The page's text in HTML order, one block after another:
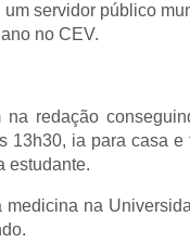
servidor público
no CEV.
na redação
13h30, ia para casa
estudante.
medicina na